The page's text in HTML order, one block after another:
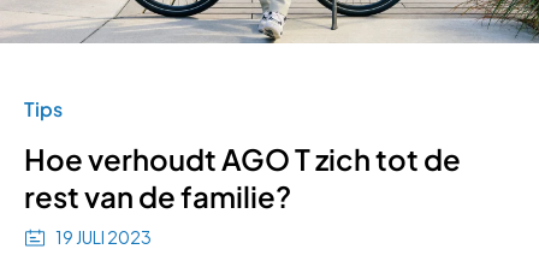
Tips
Hoe verhoudt AGO T zich tot de
rest van de familie?
19 JULI 2023